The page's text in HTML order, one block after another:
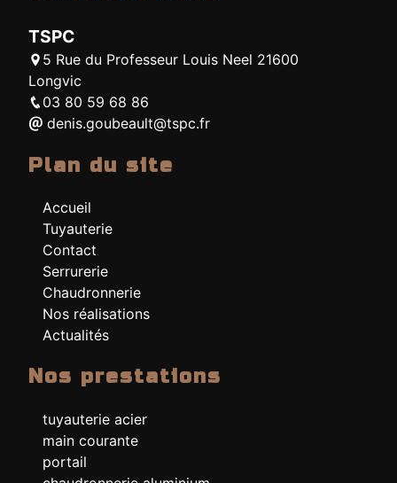
TSPC
5 Rue du Professeur Louis Neel 21600
Longvic
03 80 59 68 86
denis.goubeault@tspc.fr
Plan du site
Accueil
Tuyauterie
Contact
Serrurerie
Chaudronnerie
Nos réalisations
Actualités
Nos prestations
tuyauterie acier
main courante
portail